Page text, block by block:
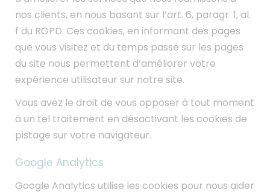
nos clients, en nous basant sur l’art. 6, paragr. 1, al.
f du RGPD. Ces cookies, en informant des pages
que vous visitez et du temps passé sur les pages
du site nous permettent d’améliorer votre
expérience utilisateur sur notre site.
Vous avez le droit de vous opposer à tout moment
à un tel traitement en désactivant les cookies de
pistage sur votre navigateur.
Google Analytics
Google Analytics utilise les cookies pour nous aider